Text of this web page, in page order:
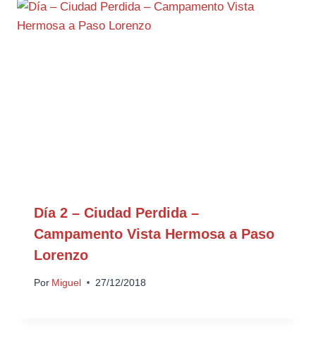
Día 2 – Ciudad Perdida –
Campamento Vista Hermosa a Paso
Lorenzo
Por Miguel 27/12/2018